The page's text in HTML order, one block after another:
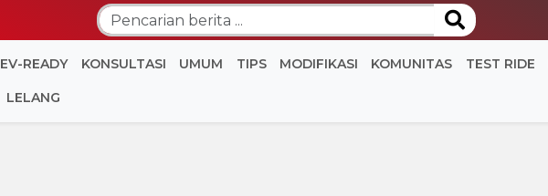
EV-READY KONSULTASI UMUM TIPS MODIFIKASI KOMUNITAS TEST RIDE
LELANG